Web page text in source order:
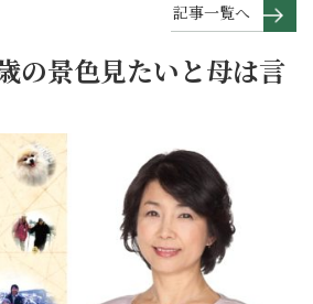
記事一覧へ
の景色見たいと母は言